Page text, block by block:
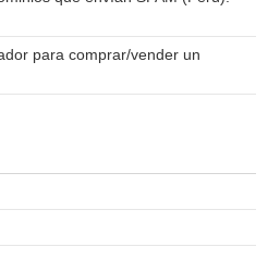
para comprar/vender un